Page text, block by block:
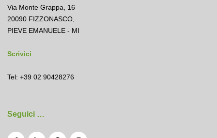
Via Monte Grappa, 16
20090 FIZZONASCO,
PIEVE EMANUELE - MI
Scrivici
Tel: +39 02 90428276
Seguici …